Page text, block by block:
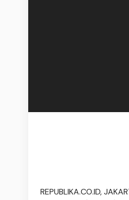
REPUBLIKA.CO.ID,